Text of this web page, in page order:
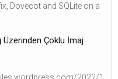
Dovecot and SQLite on a
Çoklu İmaj
2022/1